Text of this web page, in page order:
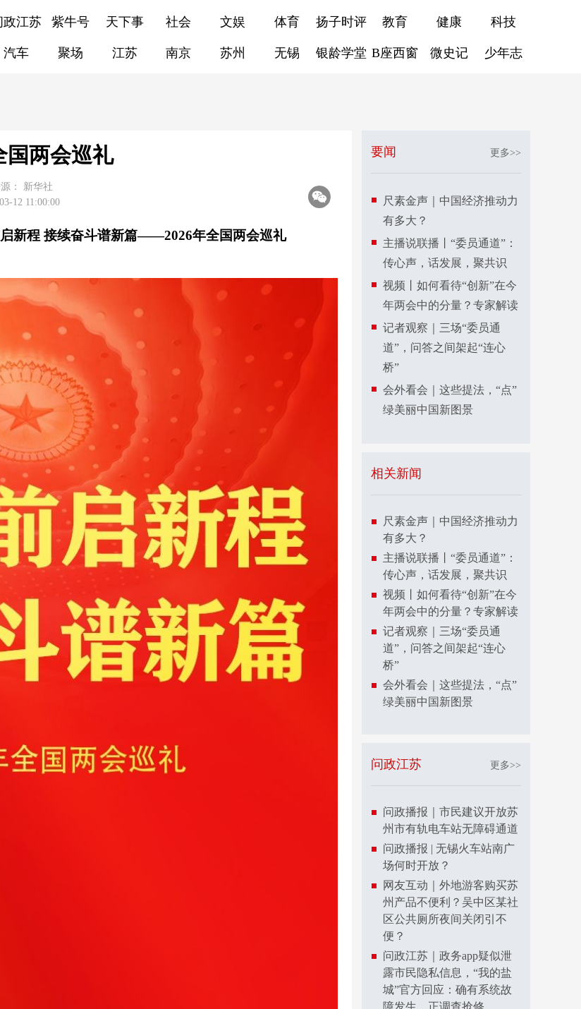
政江苏 紫牛号 天下事 社会 文娱 体育 扬子时评 教育 健康 科技
汽车 聚场 江苏 南京 苏州 无锡 银龄学堂 B座西窗 微史记 少年志
国两会巡礼
：
新华社
12 11:00:00
新程 接续奋斗谱新篇——2026年全国两会巡礼
要闻 更多>>
尺素金声｜中国经济推动力
有多大？
主播说联播丨“委员通道”：
传心声，话发展，聚共识
视频丨如何看待“创新”在今
年两会中的分量？专家解读
记者观察｜三场“委员通
道”，问答之间架起“连心
桥”
会外看会｜这些提法，“点”
绿美丽中国新图景
相关新闻
尺素金声｜中国经济推动力
有多大？
主播说联播丨“委员通道”：
传心声，话发展，聚共识
视频丨如何看待“创新”在今
年两会中的分量？专家解读
记者观察｜三场“委员通
道”，问答之间架起“连心
桥”
会外看会｜这些提法，“点”
绿美丽中国新图景
问政江苏 更多>>
问政播报｜市民建议开放苏
州市有轨电车站无障碍通道
问政播报 | 无锡火车站南广
场何时开放？
网友互动｜外地游客购买苏
州产品不便利？吴中区某社
区公共厕所夜间关闭引不
便？
问政江苏｜政务app疑似泄
露市民隐私信息，“我的盐
城”官方回应：确有系统故
障发生，正调查抢修